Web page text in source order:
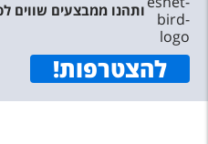
ותהנו ממבצעים שווים
להצטרפות!